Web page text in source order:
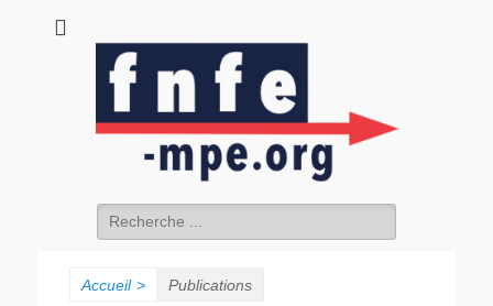
fnfe-mpe.org
Accueil > Publications